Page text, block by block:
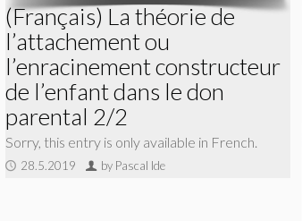
(Français) La théorie de
l’attachement ou
l’enracinement constructeur
de l’enfant dans le don
parental 2/2
Sorry, this entry is only available in French.
28.5.2019 by Pascal Ide